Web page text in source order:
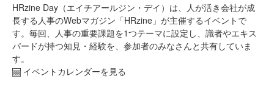
HRzine Day（エイチアールジン・デイ）は、人が活き会社が成
長する人事のWebマガジン「HRzine」が主催するイベントで
す。毎回、人事の重要課題を1つテーマに設定し、識者やエキス
パードが持つ知見・経験を、参加者のみなさんと共有していま
す。
イベントカレンダーを見る